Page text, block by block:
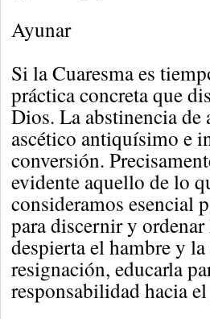
Ayunar
Si la Cuaresma es
práctica concreta que
Dios. La abstinencia de
ascético antiquísimo e
conversión.
evidente aquello de lo
consideramos esencial
para discernir y
despierta el hambre y
resignación, educarla
responsabilidad hacia